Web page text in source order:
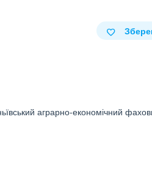
аграрно-економічний